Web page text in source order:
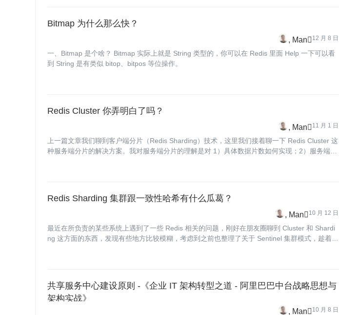
Bitmap 为什么那么快？
Man 12 月 8 日
一、Bitmap 是个啥？ Bitmap 实际上就是 String 类型的，你可以在 Redis 里面 Help 一下可以看
到 String 是有类似 bitop、bitpos 等位操作。
Redis Cluster 你弄明白了吗？
Man 11 月 1 日
上一篇文章我们聊到客户端分片（Redis Sharding）技术，这里我们接着聊一下 Redis Cluster 这
种服务端分片的解决方案。我对服务端分片的理解是对 1）具体数据片数如何实现；2）服务端的
Redis Sharding 集群跟一致性哈希有什么瓜葛？
Man 10 月 12 日
最近在所负责的某些系统上遇到了一些 Redis 相关的问题，刚好在朋友圈聊到 Cluster 和 Shardi
ng 这方面的东西，发现有些地方比较模糊，考虑到之前也整理了关于 Sentinel 集群模式，趁着有
共享服务中心建设原则 -《企业 IT 架构转型之道 - 阿里巴巴中台战略思想与
架构实战》
Man 10 月 8 日